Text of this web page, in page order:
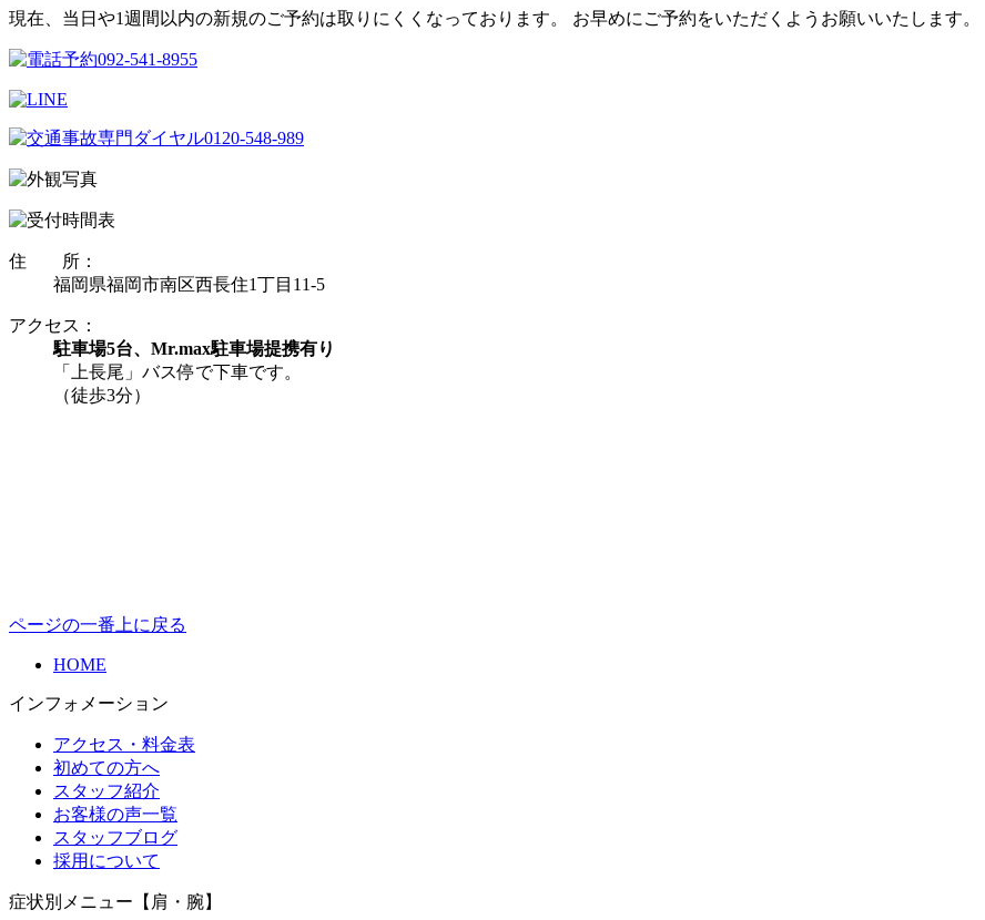
現在、当日や1週間以内の新規のご予約は取りにくくなっております。 お早めにご予約をいただくようお願いいたします。
住 所：
福岡県福岡市南区西長住1丁目11-5
アクセス：
駐車場5台、Mr.max駐車場提携有り
「上長尾」バス停で下車です。
（徒歩3分）
ページの一番上に戻る
HOME
インフォメーション
アクセス・料金表
初めての方へ
スタッフ紹介
お客様の声一覧
スタッフブログ
採用について
症状別メニュー【肩・腕】